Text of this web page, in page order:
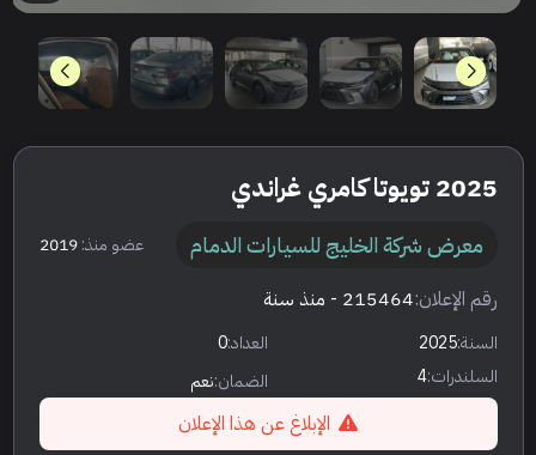
2025 تويوتا كامري غراندي
معرض شركة الخليج للسيارات الدمام عضو منذ:2019
رقم الإعلان:215464 - منذ سنة
السنة:2025 العداد:0
السلندرات:4 الضمان:نعم
الإبلاغ عن هذا الإعلان